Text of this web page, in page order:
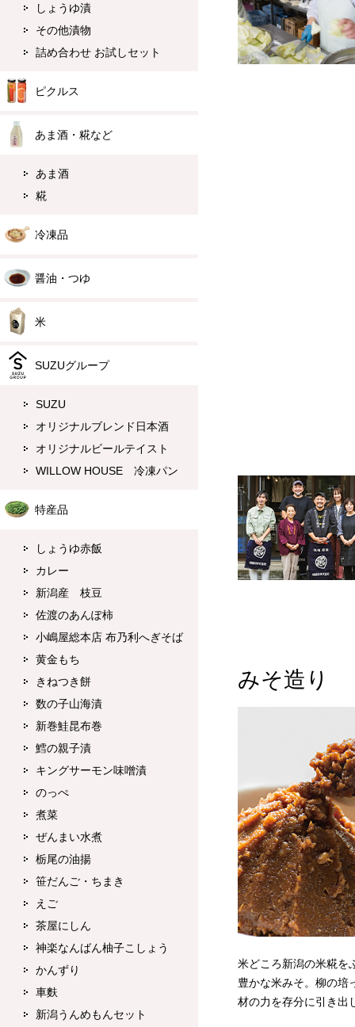
みそ造り
米どころ新潟の米糀を
豊かな米みそ。柳の培
材の力を存分に引き出
しょうゆ漬
その他漬物
詰め合わせ お試しセット
ピクルス
あま酒・糀など
あま酒
糀
冷凍品
醤油・つゆ
米
SUZUグループ
SUZU
オリジナルブレンド日本酒
オリジナルビールテイスト
WILLOW HOUSE 冷凍パン
特産品
しょうゆ赤飯
カレー
新潟産 枝豆
佐渡のあんぽ柿
小嶋屋総本店 布乃利へぎそば
黄金もち
きねつき餅
数の子山海漬
新巻鮭昆布巻
鱈の親子漬
キングサーモン味噌漬
のっぺ
煮菜
ぜんまい水煮
栃尾の油揚
笹だんご・ちまき
えご
茶屋にしん
神楽なんばん柚子こしょう
かんずり
車麩
新潟うんめもんセット